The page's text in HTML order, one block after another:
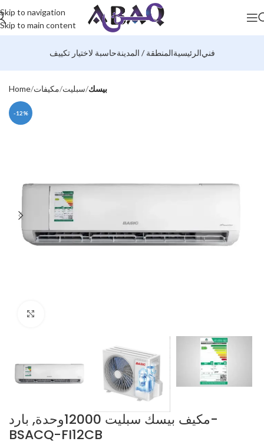
Skip to navigation
Skip to main content
حاسبة لاختيار تكييفالمنطقة / المدينةالرئيسيةفني
Home مكيفات سبليت بيسك
-12%
مكيف بيسك سبليت 12000وحدة, بارد-
BSACQ-FI12CB